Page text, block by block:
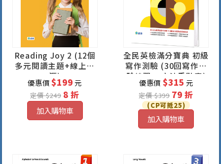
Reading Joy 2 (12個
多元閱讀主題+線上資
源)
優惠價$199元
定價 $249 8 折
加入購物車
全民英檢滿分寶典 初級
寫作測驗 (30回寫作測
驗練習 + 文法重點表)
優惠價 $315 元
定價 $399 79 折
(CP可抵25)
加入購物車